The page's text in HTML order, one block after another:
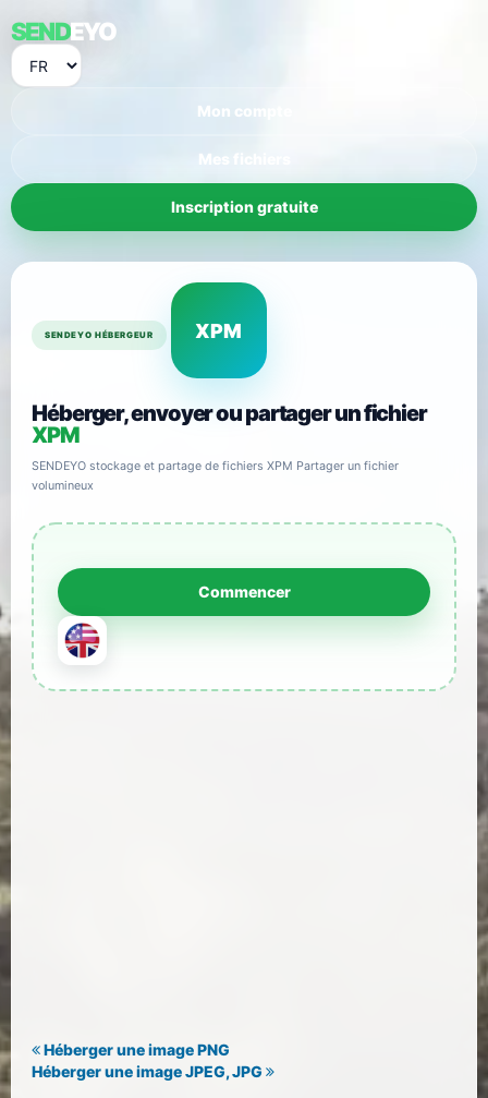
SENDEYO
Mon compte
Mes fichiers
Inscription gratuite
SENDEYO HÉBERGEUR XPM
Héberger, envoyer ou partager un fichier
XPM
SENDEYO stockage et partage de fichiers XPM Partager un fichier
volumineux
Héberger une image PNG
Héberger une image JPEG, JPG